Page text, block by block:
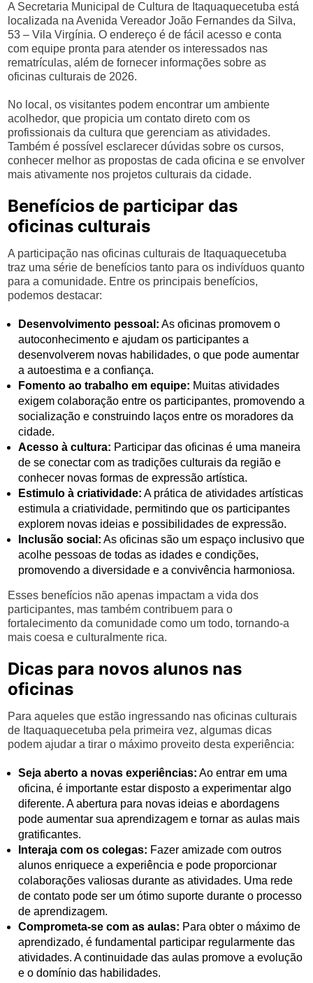
A Secretaria Municipal de Cultura de Itaquaquecetuba está
localizada na Avenida Vereador João Fernandes da Silva,
53 – Vila Virgínia. O endereço é de fácil acesso e conta
com equipe pronta para atender os interessados nas
rematrículas, além de fornecer informações sobre as
oficinas culturais de 2026.
No local, os visitantes podem encontrar um ambiente
acolhedor, que propicia um contato direto com os
profissionais da cultura que gerenciam as atividades.
Também é possível esclarecer dúvidas sobre os cursos,
conhecer melhor as propostas de cada oficina e se envolver
mais ativamente nos projetos culturais da cidade.
Benefícios de participar das
oficinas culturais
A participação nas oficinas culturais de Itaquaquecetuba
traz uma série de benefícios tanto para os indivíduos quanto
para a comunidade. Entre os principais benefícios,
podemos destacar:
Desenvolvimento pessoal: As oficinas promovem o
autoconhecimento e ajudam os participantes a
desenvolverem novas habilidades, o que pode aumentar
a autoestima e a confiança.
Fomento ao trabalho em equipe: Muitas atividades
exigem colaboração entre os participantes, promovendo a
socialização e construindo laços entre os moradores da
cidade.
Acesso à cultura: Participar das oficinas é uma maneira
de se conectar com as tradições culturais da região e
conhecer novas formas de expressão artística.
Estimulo à criatividade: A prática de atividades artísticas
estimula a criatividade, permitindo que os participantes
explorem novas ideias e possibilidades de expressão.
Inclusão social: As oficinas são um espaço inclusivo que
acolhe pessoas de todas as idades e condições,
promovendo a diversidade e a convivência harmoniosa.
Esses benefícios não apenas impactam a vida dos
participantes, mas também contribuem para o
fortalecimento da comunidade como um todo, tornando-a
mais coesa e culturalmente rica.
Dicas para novos alunos nas
oficinas
Para aqueles que estão ingressando nas oficinas culturais
de Itaquaquecetuba pela primeira vez, algumas dicas
podem ajudar a tirar o máximo proveito desta experiência:
Seja aberto a novas experiências: Ao entrar em uma
oficina, é importante estar disposto a experimentar algo
diferente. A abertura para novas ideias e abordagens
pode aumentar sua aprendizagem e tornar as aulas mais
gratificantes.
Interaja com os colegas: Fazer amizade com outros
alunos enriquece a experiência e pode proporcionar
colaborações valiosas durante as atividades. Uma rede
de contato pode ser um ótimo suporte durante o processo
de aprendizagem.
Comprometa-se com as aulas: Para obter o máximo de
aprendizado, é fundamental participar regularmente das
atividades. A continuidade das aulas promove a evolução
e o domínio das habilidades.